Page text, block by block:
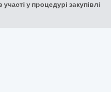
у процедурі закупівлі